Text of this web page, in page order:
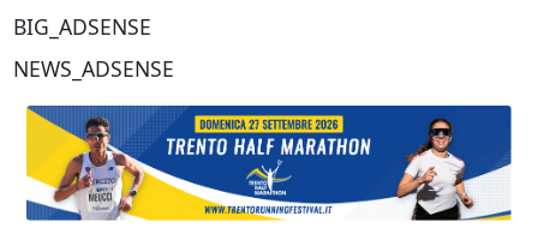
BIG_ADSENSE
NEWS_ADSENSE